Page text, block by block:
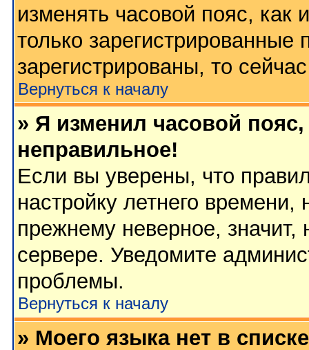
изменять часовой пояс, как
только
зарегистрированы, то
Вернуться к началу
» Я изменил часовой
неправильное!
Если вы уверены, что
настройку летнего
прежнему неверное, значит,
сервере. Уведомите
проблемы.
Вернуться к началу
» Моего языка нет в